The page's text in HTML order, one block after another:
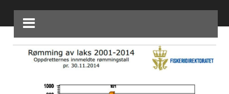
Home rømming rømming
rømming